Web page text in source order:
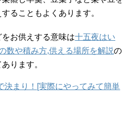
ることもよくあります。
お供えする意味は十五夜はい
数や積み方,供える場所を解説の
ります。
決まり！[実際にやってみて簡単